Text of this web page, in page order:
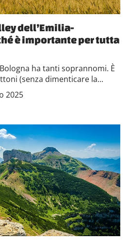
dell’Emilia-
è importante per tutta
ha tanti soprannomi. È
(senza dimenticare la...
2025